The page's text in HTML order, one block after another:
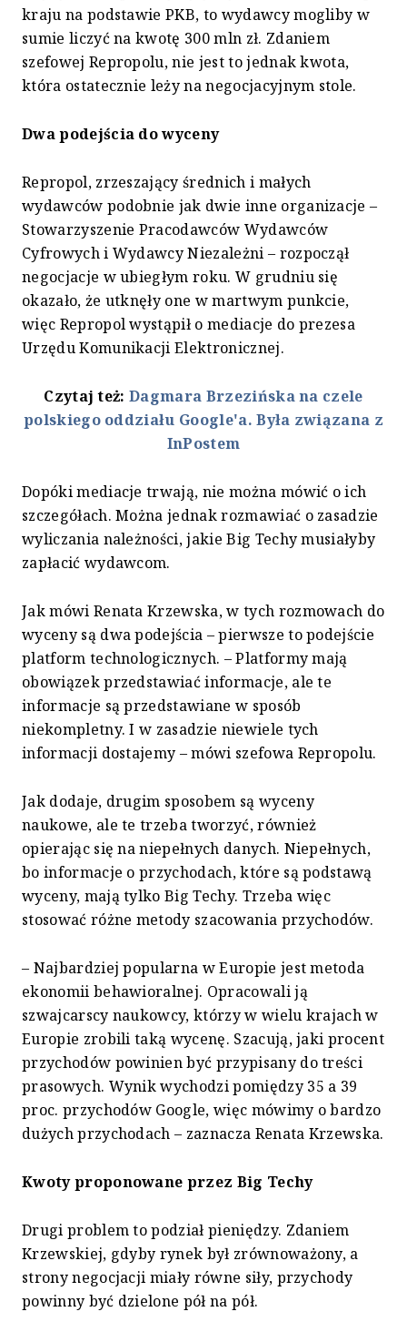
kraju na podstawie PKB, to wydawcy mogliby w
sumie liczyć na kwotę 300 mln zł. Zdaniem
szefowej Repropolu, nie jest to jednak kwota,
która ostatecznie leży na negocjacyjnym stole.
Dwa podejścia do wyceny
Repropol, zrzeszający średnich i małych
wydawców podobnie jak dwie inne organizacje –
Stowarzyszenie Pracodawców Wydawców
Cyfrowych i Wydawcy Niezależni – rozpoczął
negocjacje w ubiegłym roku. W grudniu się
okazało, że utknęły one w martwym punkcie,
więc Repropol wystąpił o mediacje do prezesa
Urzędu Komunikacji Elektronicznej.
Czytaj też:Dagmara Brzezińska na czele
polskiego oddziału Google'a. Była związana z
InPostem
Dopóki mediacje trwają, nie można mówić o ich
szczegółach. Można jednak rozmawiać o zasadzie
wyliczania należności, jakie Big Techy musiałyby
zapłacić wydawcom.
Jak mówi Renata Krzewska, w tych rozmowach do
wyceny są dwa podejścia – pierwsze to podejście
platform technologicznych. – Platformy mają
obowiązek przedstawiać informacje, ale te
informacje są przedstawiane w sposób
niekompletny. I w zasadzie niewiele tych
informacji dostajemy – mówi szefowa Repropolu.
Jak dodaje, drugim sposobem są wyceny
naukowe, ale te trzeba tworzyć, również
opierając się na niepełnych danych. Niepełnych,
bo informacje o przychodach, które są podstawą
wyceny, mają tylko Big Techy. Trzeba więc
stosować różne metody szacowania przychodów.
– Najbardziej popularna w Europie jest metoda
ekonomii behawioralnej. Opracowali ją
szwajcarscy naukowcy, którzy w wielu krajach w
Europie zrobili taką wycenę. Szacują, jaki procent
przychodów powinien być przypisany do treści
prasowych. Wynik wychodzi pomiędzy 35 a 39
proc. przychodów Google, więc mówimy o bardzo
dużych przychodach – zaznacza Renata Krzewska.
Kwoty proponowane przez Big Techy
Drugi problem to podział pieniędzy. Zdaniem
Krzewskiej, gdyby rynek był zrównoważony, a
strony negocjacji miały równe siły, przychody
powinny być dzielone pół na pół.